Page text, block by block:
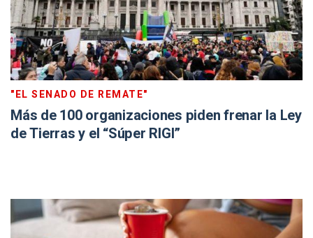
"EL SENADO DE REMATE"
Más de 100 organizaciones piden frenar la Ley
de Tierras y el “Súper RIGI”